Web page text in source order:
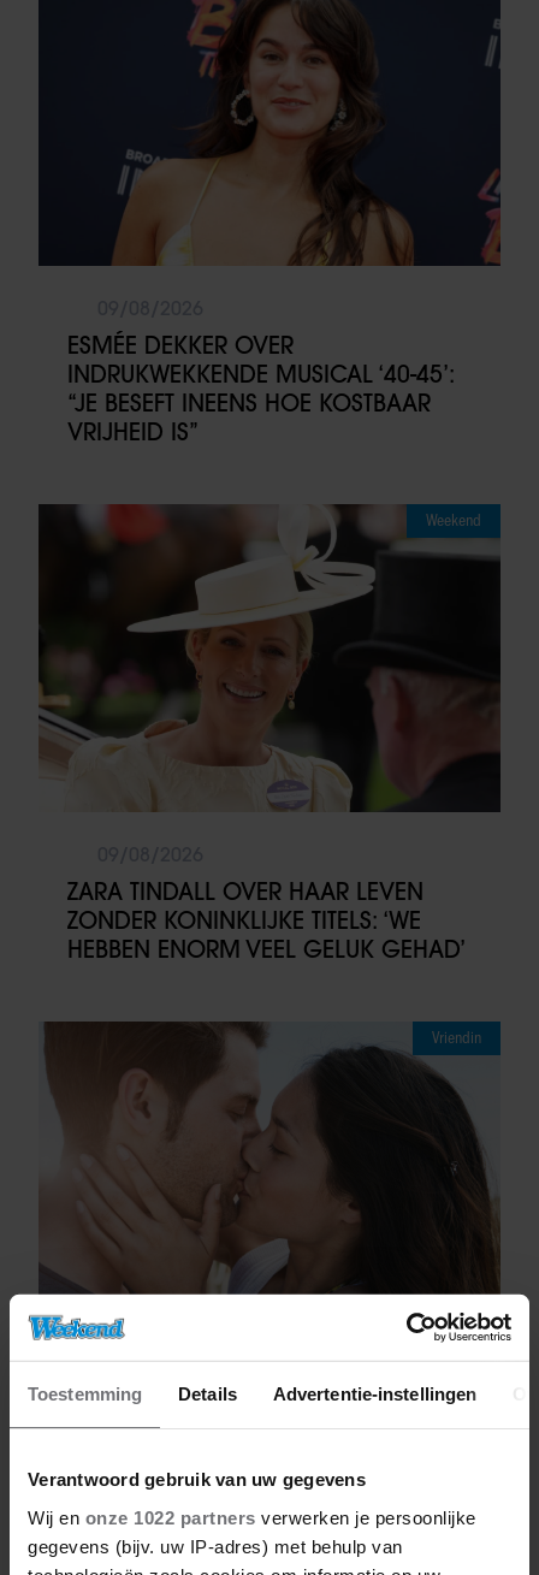
Toestemming Details Advertentie-instellingen
Verantwoord gebruik van uw gegevens
Wij en onze 1022 partners verwerken je persoonlijke
gegevens (bijv. uw IP-adres) met behulp van
ESMÉE DEKKER OVER
INDRUKWEKKENDE MUSICAL ‘40-45’:
“JE BESEFT INEENS HOE KOSTBAAR
VRIJHEID IS”
Weekend
ZARA TINDALL OVER HAAR LEVEN
ZONDER KONINKLIJKE TITELS: ‘WE
HEBBEN ENORM VEEL GELUK GEHAD’
Vriendin
RACHÉL HAD EEN SPANNENDE DATE:
‘PAS TOEN HIJ DE DEUR UIT WAS,
BESEFTE IK WAT ER ECHT WAS
GEBEURD’